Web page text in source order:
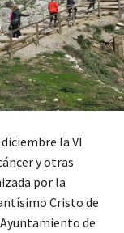
la VI
y otras
por la
Cristo de
de